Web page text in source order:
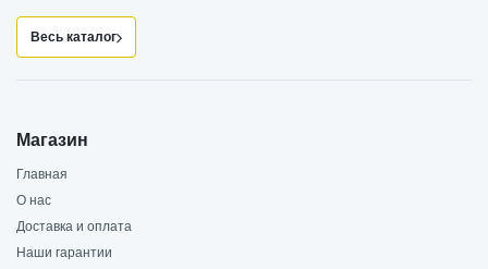
Весь каталог
Магазин
Главная
О нас
Доставка и оплата
Наши гарантии